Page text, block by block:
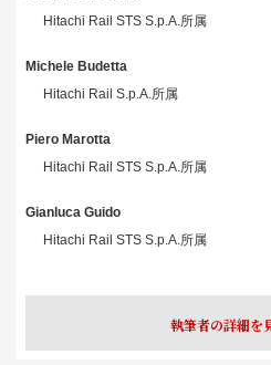
Hitachi Rail STS S.p.A.所属
Michele Budetta
Hitachi Rail S.p.A.所属
Piero Marotta
Hitachi Rail STS S.p.A.所属
Gianluca Guido
Hitachi Rail STS S.p.A.所属
執筆者の詳細を